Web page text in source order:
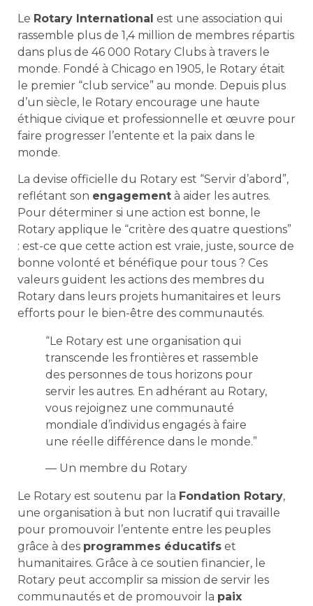
Le Rotary International est une association qui
rassemble plus de 1,4 million de membres répartis
dans plus de 46 000 Rotary Clubs à travers le
monde. Fondé à Chicago en 1905, le Rotary était
le premier “club service” au monde. Depuis plus
d’un siècle, le Rotary encourage une haute
éthique civique et professionnelle et œuvre pour
faire progresser l’entente et la paix dans le
monde.
La devise officielle du Rotary est “Servir d’abord”,
reflétant son engagement à aider les autres.
Pour déterminer si une action est bonne, le
Rotary applique le “critère des quatre questions”
: est-ce que cette action est vraie, juste, source de
bonne volonté et bénéfique pour tous ? Ces
valeurs guident les actions des membres du
Rotary dans leurs projets humanitaires et leurs
efforts pour le bien-être des communautés.
“Le Rotary est une organisation qui
transcende les frontières et rassemble
des personnes de tous horizons pour
servir les autres. En adhérant au Rotary,
vous rejoignez une communauté
mondiale d’individus engagés à faire
une réelle différence dans le monde.”
— Un membre du Rotary
Le Rotary est soutenu par la Fondation Rotary,
une organisation à but non lucratif qui travaille
pour promouvoir l’entente entre les peuples
grâce à des programmes éducatifs et
humanitaires. Grâce à ce soutien financier, le
Rotary peut accomplir sa mission de servir les
communautés et de promouvoir la paix